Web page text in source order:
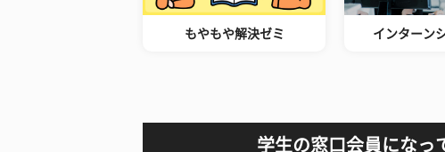
もやもや解決ゼミ インターン
学生の窓口会員になっ